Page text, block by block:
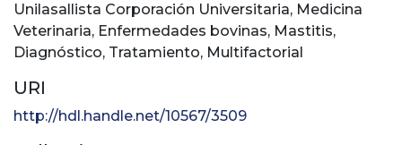
Unilasallista Corporación Universitaria, Medicina
Veterinaria, Enfermedades bovinas, Mastitis,
Diagnóstico, Tratamiento, Multifactorial
URI
http://hdl.handle.net/10567/3509